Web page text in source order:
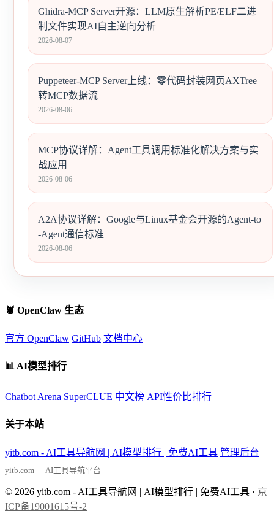
Ghidra-MCP Server开源：LLM原生解析PE/ELF二进
制文件实现AI自主逆向分析
2026-08-07
Puppeteer-MCP Server上线：零代码封装网页AXTree
转MCP数据流
2026-08-06
MCP协议详解：Agent工具调用标准化解决方案与实
战应用
2026-08-06
A2A协议详解：Google与Linux基金会开源的Agent-to
-Agent通信标准
2026-08-06
🦞 OpenClaw 生态
官方 OpenClaw GitHub 文档中心
📊 AI模型排行
Chatbot Arena SuperCLUE 中文榜 API性价比排行
关于本站
yitb.com - AI工具导航网 | AI模型排行 | 免费AI工具 管理后台
yitb.com — AI工具导航平台
© 2026 yitb.com - AI工具导航网 | AI模型排行 | 免费AI工具 · 京
ICP备19001615号-2